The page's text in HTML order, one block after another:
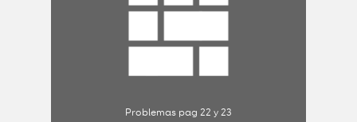
Problemas pag 22 y 23